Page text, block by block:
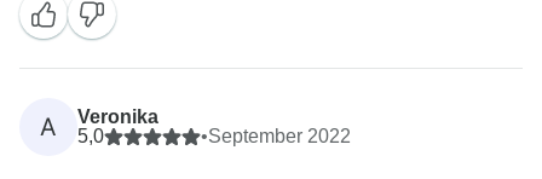
A
Veronika
5,0
•September 2022